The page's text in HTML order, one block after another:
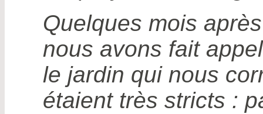
Quelques mois
nous avons fait
le jardin qui nous
étaient très stricts :